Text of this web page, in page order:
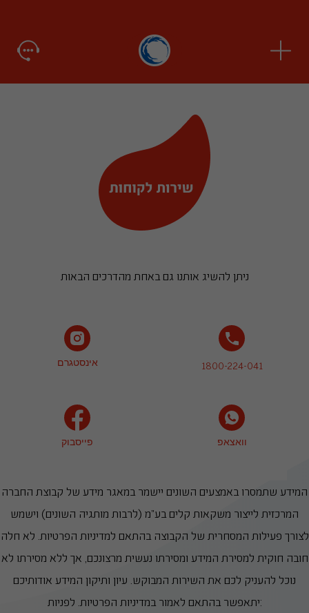
ניתן להשיג אותנו גם באחת מהדרכים הבאות
אינסטגרם 1800-224-041
פייסבוק וואצאפ
המידע שתמסרו באמצעים השונים יישמר במאגר מידע של קבוצת החברה
המרכזית לייצור משקאות קלים בע"מ (לרבות מותגיה השונים) וישמש
לצורך פעילות המסחרית של הקבוצה בהתאם למדיניות הפרטיות. לא חלה
חובה חוקית למסירת המידע ומסירתו נעשית מרצונכם, אך ללא מסירתו לא
נוכל להעניק לכם את השירות המבוקש. עיון ותיקון המידע אודותיכם
יתאפשר בהתאם לאמור במדיניות הפרטיות. לפניות: